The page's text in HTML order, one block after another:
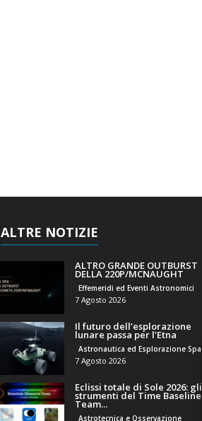
ALTRE NOTIZIE
ALTRO GRANDE OUTBURST
DELLA 220P/MCNAUGHT
Effemeridi ed Eventi Astronomici
7 Agosto 2026
Il futuro dell’esplorazione
lunare passa per l’Etna
7 Agosto 2026
Eclissi totale di Sole 2026: gli
strumenti del Time Baseline
Team...
Astrotecnica e Osservazione